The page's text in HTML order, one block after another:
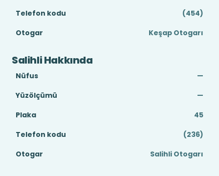
Telefon kodu
(454)
Otogar
Keşap Otogarı
Salihli Hakkında
Nüfus
—
Yüzölçümü
—
Plaka
45
Telefon kodu
(236)
Otogar
Salihli Otogarı